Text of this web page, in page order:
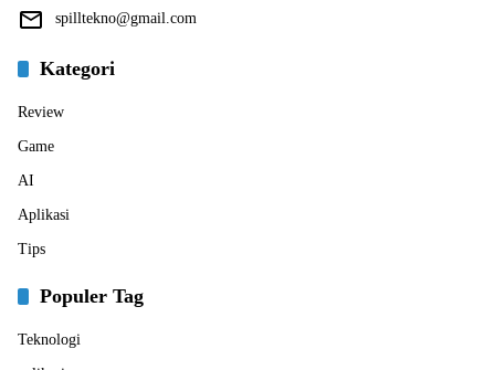
spilltekno@gmail.com
Kategori
Review
Game
AI
Aplikasi
Tips
Populer Tag
Teknologi